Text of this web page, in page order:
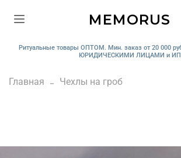
MEMORUS
Ритуальные товары ОПТОМ. Мин. заказ от 20 000
ЮРИДИЧЕСКИМИ ЛИЦАМИ и
Главная Чехлы на гроб